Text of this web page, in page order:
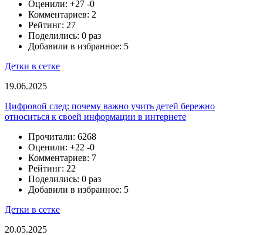
Оценили: +27 -0
Комментариев: 2
Рейтинг: 27
Поделились: 0 раз
Добавили в избранное: 5
Детки в сетке
19.06.2025
Цифровой след: почему важно учить детей бережно
относиться к своей информации в интернете
Прочитали: 6268
Оценили: +22 -0
Комментариев: 7
Рейтинг: 22
Поделились: 0 раз
Добавили в избранное: 5
Детки в сетке
20.05.2025